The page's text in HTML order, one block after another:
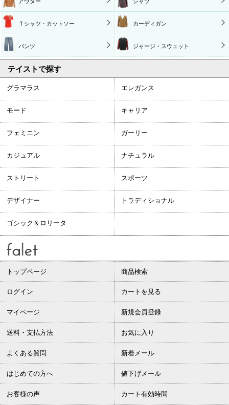
Ｔシャツ・カットソー カーディガン
パンツ ジャージ・スウェット
テイストで探す
グラマラス エレガンス
モード キャリア
フェミニン ガーリー
カジュアル ナチュラル
ストリート スポーツ
デザイナー トラディショナル
ゴシック＆ロリータ
トップページ 商品検索
ログイン カートを見る
マイページ 新規会員登録
送料・支払方法 お気に入り
よくある質問 新着メール
はじめての方へ 値下げメール
お客様の声 カート有効時間